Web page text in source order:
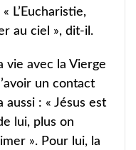
L’Eucharistie,
au ciel », dit-il.
vie avec la Vierge
un contact
aussi : « Jésus est
lui, plus on
». Pour lui, la